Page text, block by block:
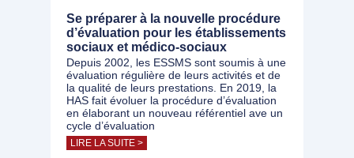
Se préparer à la nouvelle procédure
d’évaluation pour les établissements
sociaux et médico-sociaux
Depuis 2002, les ESSMS sont soumis à une
évaluation régulière de leurs activités et de
la qualité de leurs prestations. En 2019, la
HAS fait évoluer la procédure d’évaluation
en élaborant un nouveau référentiel ave un
cycle d’évaluation
LIRE LA SUITE >